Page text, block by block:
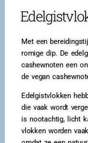
Met een
romige dip. De
cashewnoten een
de vegan
Edelgistvlokken
die vaak wordt
is nootachtig, licht
vlokken worden